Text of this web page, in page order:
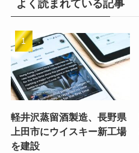
よく読まれている記事
軽井沢蒸留酒製造、長野県
上田市にウイスキー新工場
を建設